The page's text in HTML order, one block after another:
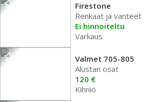
Firestone
Renkaat ja vanteet
Ei hinnoiteltu
Varkaus
Valmet 705-805
Alustan osat
120 €
Kihniö